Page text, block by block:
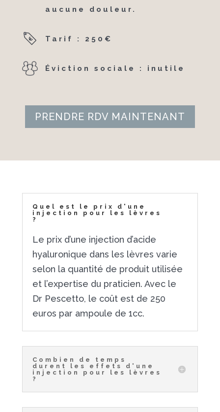
aucune douleur.
Tarif : 250€
Éviction sociale : inutile
PRENDRE RDV MAINTENANT
Quel est le prix d'une
injection pour les lèvres
?
Le prix d’une injection d’acide
hyaluronique dans les lèvres varie
selon la quantité de produit utilisée
et l’expertise du praticien. Avec le
Dr Pescetto, le coût est de 250
euros par ampoule de 1cc.
Combien de temps
durent les effets d'une
injection pour les lèvres
?